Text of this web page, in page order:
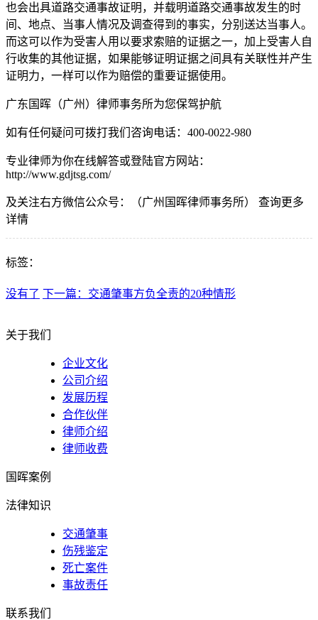
也会出具道路交通事故证明，并载明道路交通事故发生的时
间、地点、当事人情况及调查得到的事实，分别送达当事人。
而这可以作为受害人用以要求索赔的证据之一，加上受害人自
行收集的其他证据，如果能够证明证据之间具有关联性并产生
证明力，一样可以作为赔偿的重要证据使用。
广东国晖（广州）律师事务所为您保驾护航
如有任何疑问可拨打我们咨询电话：400-0022-980
专业律师为你在线解答或登陆官方网站：
http://www.gdjtsg.com/
及关注右方微信公众号：（广州国晖律师事务所） 查询更多
详情
标签：
没有了 下一篇：交通肇事方负全责的20种情形
关于我们
企业文化
公司介绍
发展历程
合作伙伴
律师介绍
律师收费
国晖案例
法律知识
交通肇事
伤残鉴定
死亡案件
事故责任
联系我们